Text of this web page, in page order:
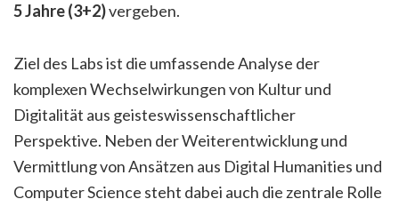
5 Jahre (3+2)vergeben.
Ziel des Labs ist die umfassende Analyse der
komplexen Wechselwirkungen von Kultur und
Digitalität aus geisteswissenschaftlicher
Perspektive. Neben der Weiterentwicklung und
Vermittlung von Ansätzen aus Digital Humanities und
Computer Science steht dabei auch die zentrale Rolle